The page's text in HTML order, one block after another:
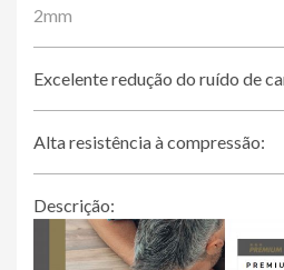
2mm
Excelente redução do ruído de
Alta resistência à compressão:
Descrição: